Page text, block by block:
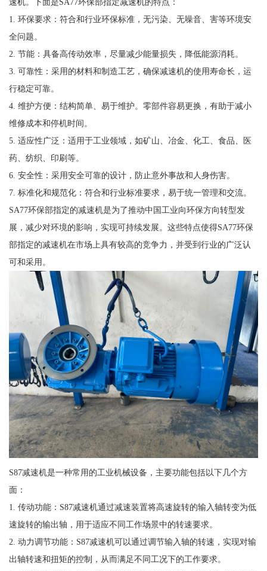
1. 环保要求：符合和行业环保标准，无污染、无噪音、害等环境安
全问题。
2. 节能：具备高传动效率，尽量减少能量损失，降低能源消耗。
3. 可靠性：采用的材料和制造工艺，确保减速机的使用寿命长，运
行稳定可靠。
4. 维护方便：结构简单、易于维护。零部件容易更换，有助于减小
维修成本和停机时间。
5. 适应性广泛：适用于工业领域，如矿山、冶金、化工、食品、医
药、纺织、印刷等。
6. 安全性：采用安全可靠的设计，防止意外事故和人身伤害。
7. 标准化和规范化：符合和行业标准要求，易于统一管理和交流。
SA77环保部指定的减速机是为了推动中国工业向环保方向转型发
展，减少对环境的影响，实现可持续发展。这些特点使得SA77环保
部指定的减速机在市场上具有较高的竞争力，并受到行业的广泛认
可和采用。
S87减速机是一种常用的工业机械设备，主要功能包括以下几个方
面：
1. 传动功能：S87减速机通过减速装置将高速旋转的输入轴转变为低
速旋转的输出轴，用于适应不同工作场景中的转速要求。
2. 动力调节功能：S87减速机可以通过调节输入轴的转速，实现对输
出轴转速和扭矩的控制，从而满足不同工况下的工作要求。